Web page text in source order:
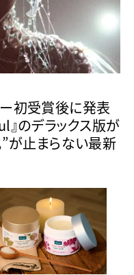
ー初受賞後に発表
のデラックス版が
”が止まらない最新